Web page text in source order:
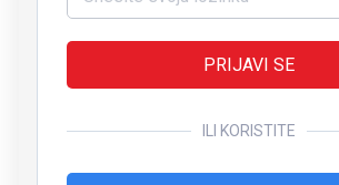
PRIJAVI SE
ILI KORISTITE